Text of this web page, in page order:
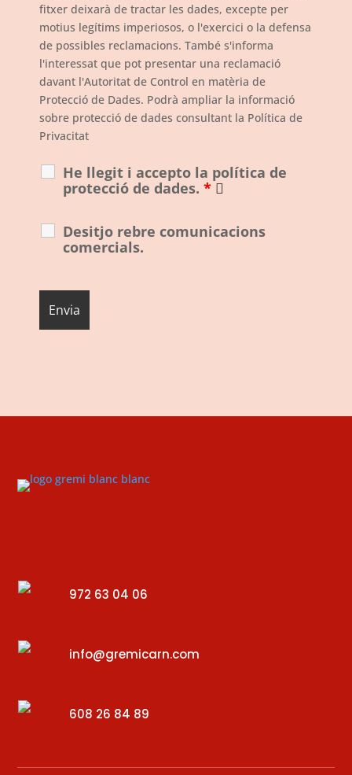
fitxer deixarà de tractar les dades, excepte per
motius legítims imperiosos, o l'exercici o la defensa
de possibles reclamacions. També s'informa
l'interessat que pot presentar una reclamació
davant l'Autoritat de Control en matèria de
Protecció de Dades. Podrà ampliar la informació
sobre protecció de dades consultant la Política de
Privacitat
He llegit i accepto la política de
protecció de dades. *
Desitjo rebre comunicacions
comercials.
972 63 04 06
info@gremicarn.com
608 26 84 89